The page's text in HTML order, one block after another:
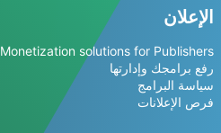
الإعلان
Monetization solutions for Publishers
رفع برامجك وإدارتها
سياسة البرامج
فرص الإعلانات